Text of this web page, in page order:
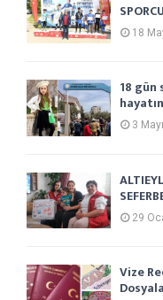
18
18 gün
3
29
Vize